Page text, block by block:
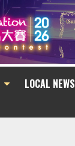
LOCAL NEWS